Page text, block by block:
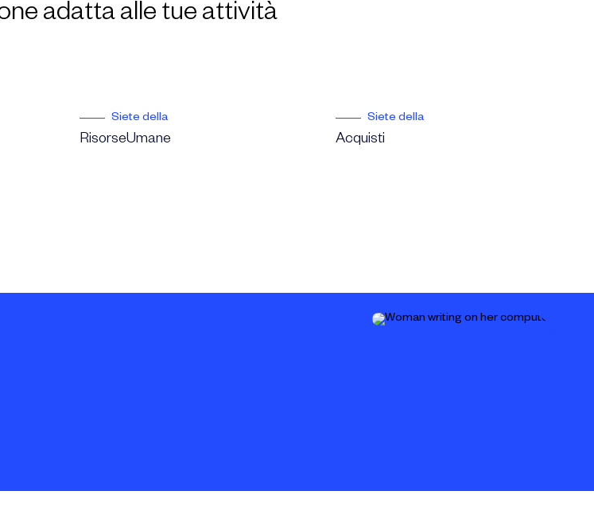
adatta alle tue attività
Siete della
RisorseUmane
Siete della
Acquisti